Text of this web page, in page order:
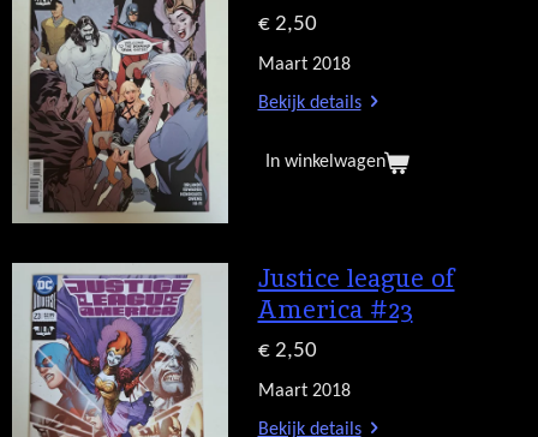
€ 2,50
Maart 2018
Bekijk details
In winkelwagen
Justice league of
America #23
€ 2,50
Maart 2018
Bekijk details